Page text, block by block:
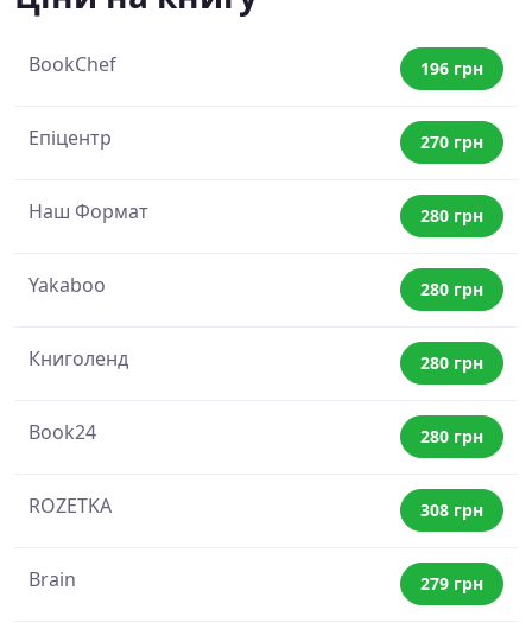
BookChef 196 грн
Епіцентр 270 грн
Наш Формат 280 грн
Yakaboo 280 грн
Книголенд 280 грн
Book24 280 грн
ROZETKA 308 грн
Brain 279 грн